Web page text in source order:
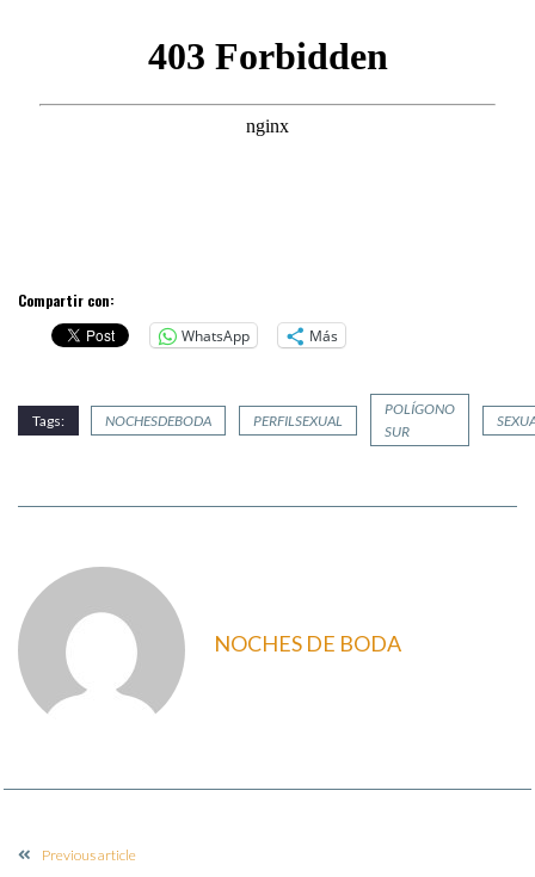
Compartir con:
WhatsApp
Más
Tags: NOCHESDEBODA PERFILSEXUAL
POLÍGONO
SUR
NOCHES DE BODA
Previous article